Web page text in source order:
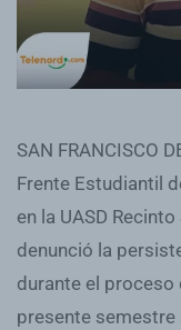
SAN FRANCISCO
Frente Estudiantil
en la UASD
denunció la
durante el proceso
presente semestre